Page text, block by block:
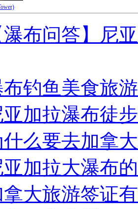
瀑布问答】尼
钓鱼美食旅游
亚加拉瀑布徒
什么要去加拿
亚加拉大瀑布
拿大旅游签证